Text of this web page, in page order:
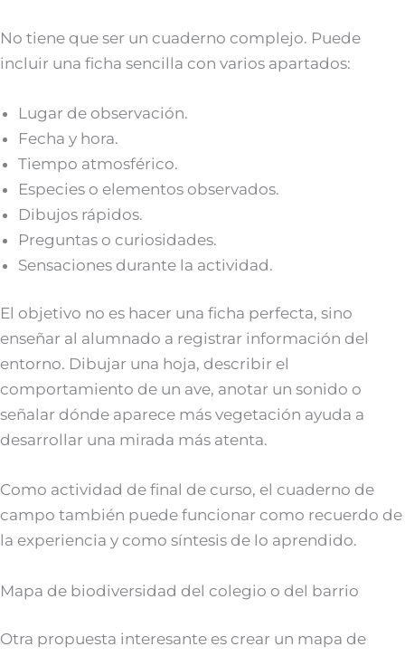
No tiene que ser un cuaderno complejo. Puede
incluir una ficha sencilla con varios apartados:
Lugar de observación.
Fecha y hora.
Tiempo atmosférico.
Especies o elementos observados.
Dibujos rápidos.
Preguntas o curiosidades.
Sensaciones durante la actividad.
El objetivo no es hacer una ficha perfecta, sino
enseñar al alumnado a registrar información del
entorno. Dibujar una hoja, describir el
comportamiento de un ave, anotar un sonido o
señalar dónde aparece más vegetación ayuda a
desarrollar una mirada más atenta.
Como actividad de final de curso, el cuaderno de
campo también puede funcionar como recuerdo de
la experiencia y como síntesis de lo aprendido.
Mapa de biodiversidad del colegio o del barrio
Otra propuesta interesante es crear un mapa de